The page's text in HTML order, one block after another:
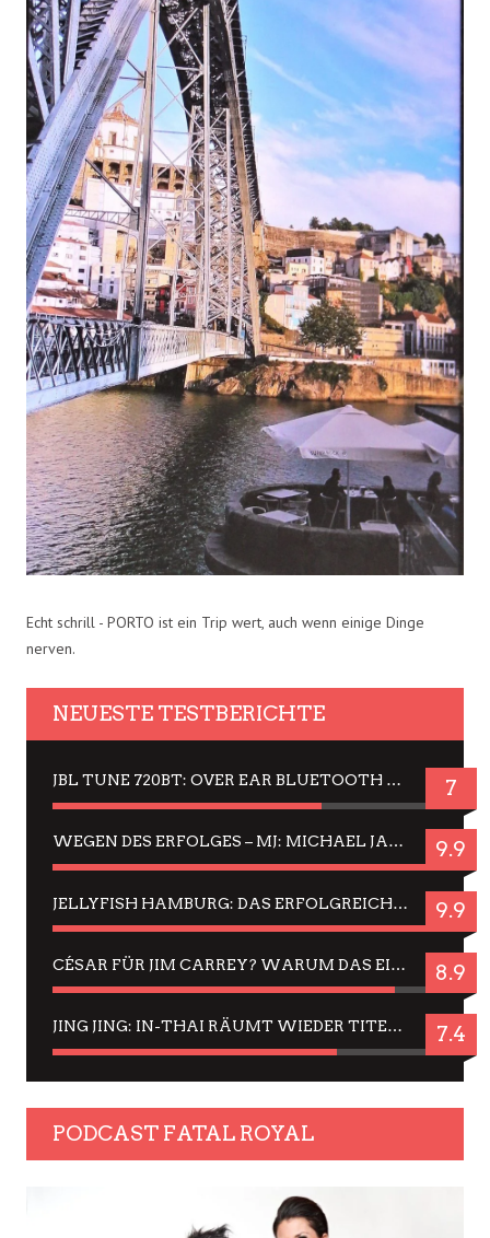
Echt schrill - PORTO ist ein Trip wert, auch wenn einige Dinge
nerven.
NEUESTE TESTBERICHTE
JBL TUNE 720BT: OVER EAR BLUETOOTH KOPFHÖRER UM DIE 50,-€ IM DAUER-TEST 7
WEGEN DES ERFOLGES – MJ: MICHAEL JACKSON MUSICAL IN EINER MATINEE SEHEN 9.9
JELLYFISH HAMBURG: DAS ERFOLGREICHE SOMMER-MENÜ 2025 IN GEFÜHLEN UND BILDERN 9.9
CÉSAR FÜR JIM CARREY? WARUM DAS EINER DER NERVIGSTEN ACTORS IST UND BLEIBT 8.9
JING JING: IN-THAI RÄUMT WIEDER TITEL AB – EIN ZWEI-STUNDEN-ERLEBNISBERICHT 7.4
PODCAST FATAL ROYAL